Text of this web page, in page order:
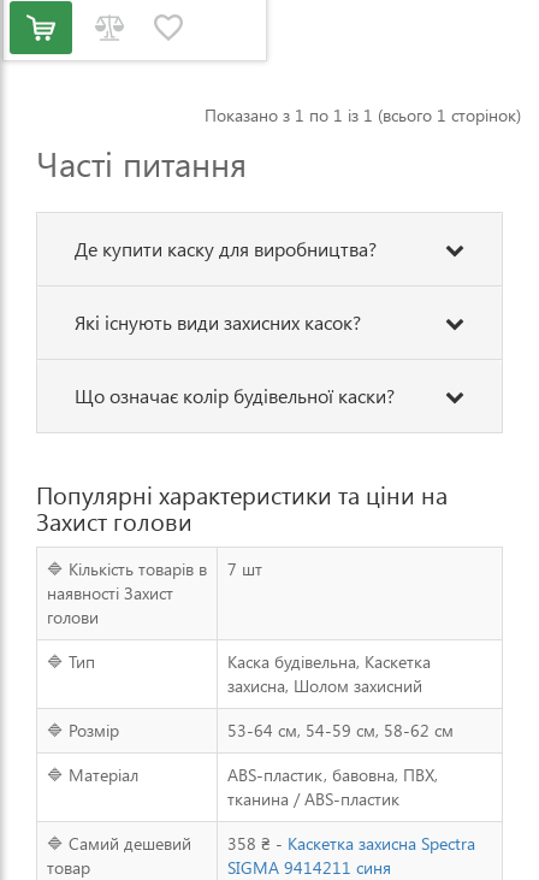
Показано з 1 по 1 із 1 (всього 1 сторінок)
Часті питання
Де купити каску для виробництва?
Які існують види захисних касок?
Що означає колір будівельної каски?
Популярні характеристики та ціни на
Захист голови
🔷 Кількість товарів в
наявності Захист
голови
7 шт
🔷 Тип
Каска будівельна, Каскетка
захисна, Шолом захисний
🔷 Розмір
53-64 см, 54-59 см, 58-62 см
🔷 Матеріал
ABS-пластик, бавовна, ПВХ,
тканина / ABS-пластик
🔷 Самий дешевий
товар
358 ₴ - Каскетка захисна Spectra
SIGMA 9414211 синя